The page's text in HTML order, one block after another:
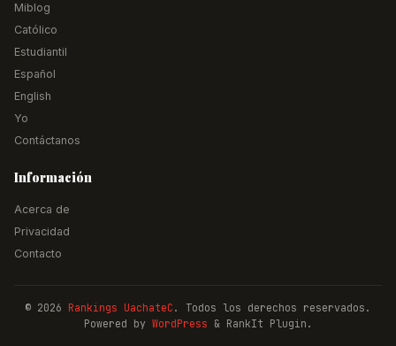
Miblog
Católico
Estudiantil
Español
English
Yo
Contáctanos
Información
Acerca de
Privacidad
Contacto
© 2026 Rankings UachateC . Todos los derechos reservados.
Powered by WordPress & RankIt Plugin.